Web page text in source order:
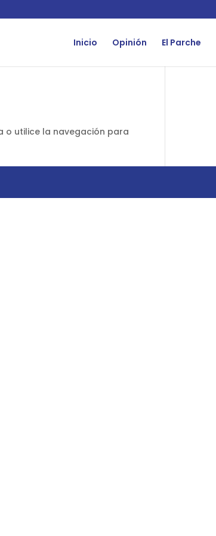
Inicio Opinión El Parche
o utilice la navegación para